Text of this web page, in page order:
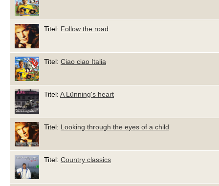
Titel: Follow the road
Titel: Ciao ciao Italia
Titel: A Lünning's heart
Titel: Looking through the eyes of a child
Titel: Country classics